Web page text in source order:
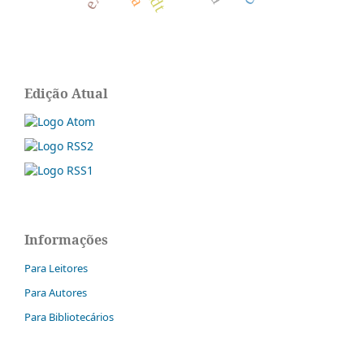
Edição Atual
Informações
Para Leitores
Para Autores
Para Bibliotecários